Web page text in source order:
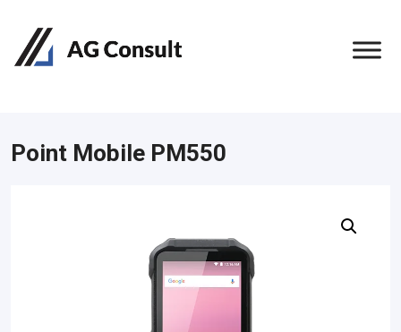
Point Mobile PM550